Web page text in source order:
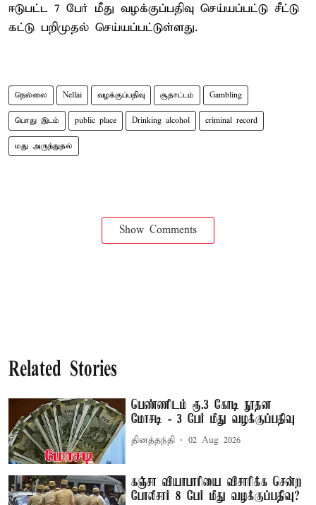
ஈடுபட்ட 7 பேர் மீது வழக்குப்பதிவு செய்யப்பட்டு சீட்டு
கட்டு பறிமுதல் செய்யப்பட்டுள்ளது.
நெல்லை Nellai வழக்குப்பதிவு சூதாட்டம் Gambling
பொது இடம் public place Drinking alcohol criminal record
மது அருந்துதல்
Show Comments
Related Stories
பெண்ணிடம் ரூ.3 கோடி நூதன
மோசடி - 3 பேர் மீது வழக்குப்பதிவு
தினத்தந்தி 02 Aug 2026
கஞ்சா வியாபாரியை விசாரிக்க சென்ற
போலீசார் 8 பேர் மீது வழக்குப்பதிவு?